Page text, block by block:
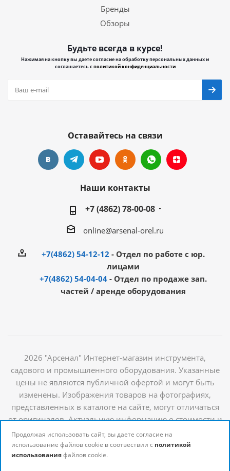
Бренды
Обзоры
Будьте всегда в курсе!
Нажимая на кнопку вы даете согласие на обработку персональных данных и
соглашаетесь сполитикой конфиденциальности
Оставайтесь на связи
Наши контакты
+7 (4862) 78-00-08
online@arsenal-orel.ru
+7(4862) 54-12-12 - Отдел по работе с юр.
лицами
+7(4862) 54-04-04 - Отдел по продаже зап.
частей / аренде оборудования
2026 "Арсенал" Интернет-магазин инструмента,
садового и промышленного оборудования. Указанные
цены не являются публичной офертой и могут быть
изменены. Изображения товаров на фотографиях,
представленных в каталоге на сайте, могут отличаться
от оригиналов. Актуальную информацию о стоимости и
наличии товаров можно получить у наших
менеджеров
Продолжая использовать сайт, вы даете согласие на
использование файлов cookie в соотвествии с политикой
использованияфайлов cookie.